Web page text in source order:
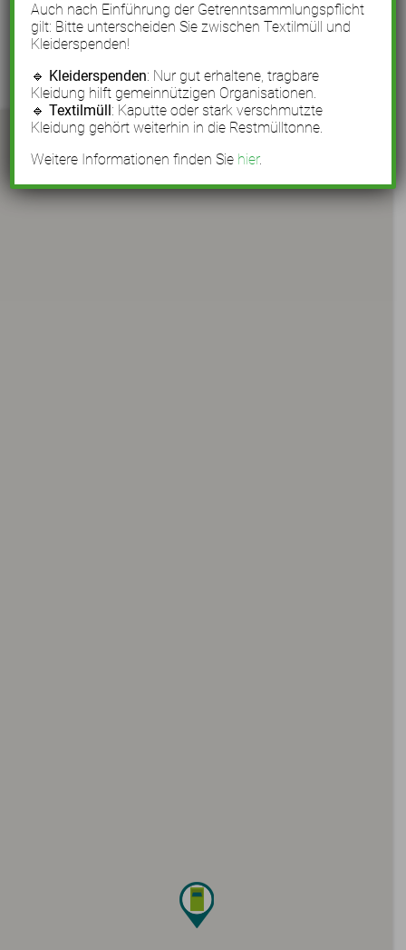
Auch nach Einführung der Getrenntsammlungspflicht
gilt: Bitte unterscheiden Sie zwischen Textilmüll und
Kleiderspenden!
🔹 Kleiderspenden: Nur gut erhaltene, tragbare
Kleidung hilft gemeinnützigen Organisationen.
🔹Textilmüll: Kaputte oder stark verschmutzte
Kleidung gehört weiterhin in die Restmülltonne.
Weitere Informationen finden Sie hier.